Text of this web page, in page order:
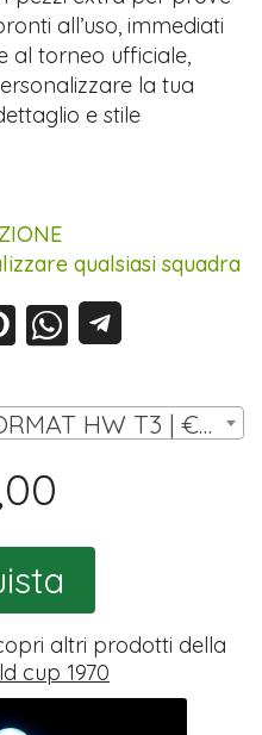
all’uso, immediati
al torneo ufficiale,
la tua
e stile
qualsiasi squadra
SET 14 MINIATURE FORMAT HW T3 | € 11,00
altri prodotti della
cup 1970